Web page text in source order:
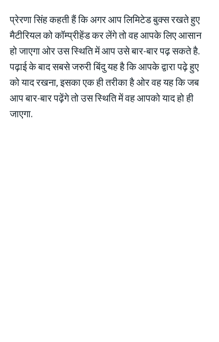
प्रेरणा सिंह कहती हैं कि अगर आप लिमिटेड बुक्स रखते हुए
मैटीरियल को कॉम्प्रीहेंड कर लेंगे तो वह आपके लिए आसान
हो जाएगा ओर उस स्थिति में आप उसे बार-बार पढ़ सकते है.
पढ़ाई के बाद सबसे जरुरी बिंदु यह है कि आपके द्वारा पढ़े हुए
को याद रखना, इसका एक ही तरीका है ओर वह यह कि जब
आप बार-बार पढ़ेंगे तो उस स्थिति में वह आपको याद हो ही
जाएगा.